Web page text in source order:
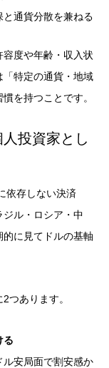
通貨分散を兼ねる
度や年齢・収入状
特定の通貨・地域
を持つことです。
投資家とし
依存しない決済
ル・ロシア・中
に見てドルの基軸
つあります。
る
安局面で割安感か